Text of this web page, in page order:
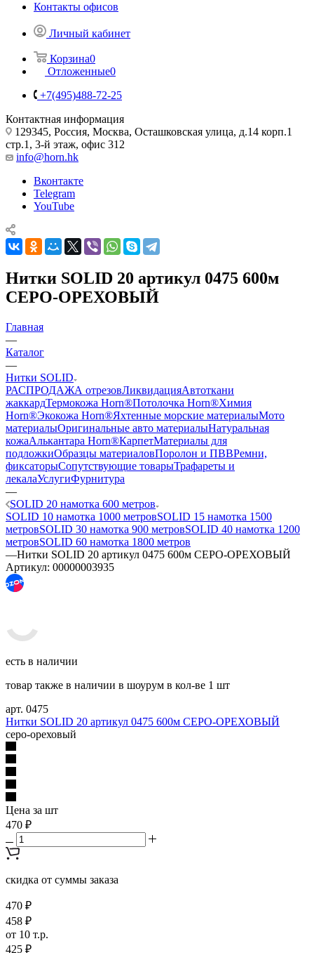
Контакты офисов
Личный кабинет
Корзина0
Отложенные0
+7(495)488-72-25
Контактная информация
129345, Россия, Москва, Осташковская улица, д.14 корп.1
стр.1, 3-й этаж, офис 312
info@horn.hk
Вконтакте
Telegram
YouTube
Нитки SOLID 20 артикул 0475 600м
СЕРО-ОРЕХОВЫЙ
Главная
—
Каталог
—
Нитки SOLID
РАСПРОДАЖА отрезовЛиквидацияАвтоткани
жаккардТермокожа Horn®Потолочка Horn®Химия
Horn®Экокожа Horn®Яхтенные морские материалыМото
материалыОригинальные авто материалыНатуральная
кожаАлькантара Horn®КарпетМатериалы для
подложкиОбразцы материаловПоролон и ПВВРемни,
фиксаторыСопутствующие товарыТрафареты и
лекалаУслугиФурнитура
—
SOLID 20 намотка 600 метров
SOLID 10 намотка 1000 метровSOLID 15 намотка 1500
метровSOLID 30 намотка 900 метровSOLID 40 намотка 1200
метровSOLID 60 намотка 1800 метров
—Нитки SOLID 20 артикул 0475 600м СЕРО-ОРЕХОВЫЙ
Артикул: 00000003935
есть в наличии